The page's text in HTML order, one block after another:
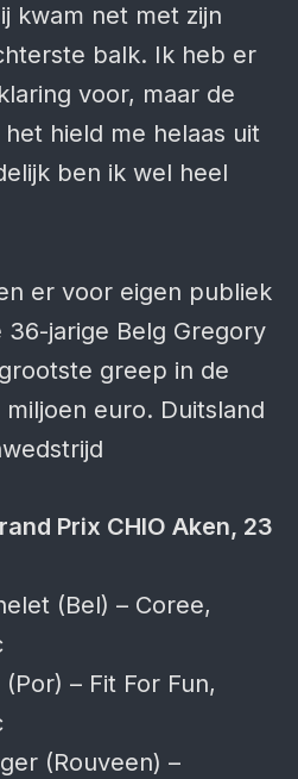
kwam net met zijn
balk. Ik heb er
voor, maar de
hield me helaas uit
ben ik wel heel
er voor eigen publiek
36-jarige Belg Gregory
greep in de
euro. Duitsland
Prix CHIO Aken, 23
(Bel) – Coree,
– Fit For Fun,
(Rouveen) –